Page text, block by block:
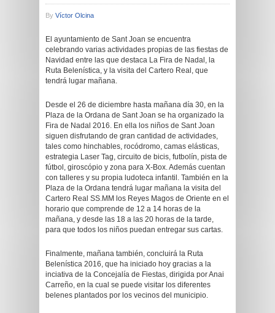
By Víctor Olcina
El ayuntamiento de Sant Joan se encuentra
celebrando varias actividades propias de las fiestas de
Navidad entre las que destaca La Fira de Nadal, la
Ruta Belenística, y la visita del Cartero Real, que
tendrá lugar mañana.
Desde el 26 de diciembre hasta mañana día 30, en la
Plaza de la Ordana de Sant Joan se ha organizado la
Fira de Nadal 2016. En ella los niños de Sant Joan
siguen disfrutando de gran cantidad de actividades,
tales como hinchables, rocódromo, camas elásticas,
estrategia Laser Tag, circuito de bicis, futbolín, pista de
fútbol, giroscópio y zona para X-Box. Además cuentan
con talleres y su propia ludoteca infantil. También en la
Plaza de la Ordana tendrá lugar mañana la visita del
Cartero Real SS.MM los Reyes Magos de Oriente en el
horario que comprende de 12 a 14 horas de la
mañana, y desde las 18 a las 20 horas de la tarde,
para que todos los niños puedan entregar sus cartas.
Finalmente, mañana también, concluirá la Ruta
Belenística 2016, que ha iniciado hoy gracias a la
inciativa de la Concejalía de Fiestas, dirigida por Anai
Carreño, en la cual se puede visitar los diferentes
belenes plantados por los vecinos del municipio.